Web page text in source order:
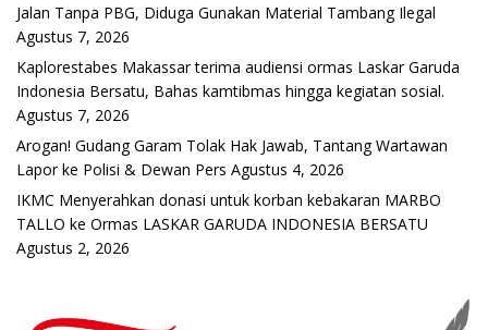
Jalan Tanpa PBG, Diduga Gunakan Material Tambang Ilegal
Agustus 7, 2026
Kaplorestabes Makassar terima audiensi ormas Laskar Garuda
Indonesia Bersatu, Bahas kamtibmas hingga kegiatan sosial.
Agustus 7, 2026
Arogan! Gudang Garam Tolak Hak Jawab, Tantang Wartawan
Lapor ke Polisi & Dewan Pers Agustus 4, 2026
IKMC Menyerahkan donasi untuk korban kebakaran MARBO
TALLO ke Ormas LASKAR GARUDA INDONESIA BERSATU
Agustus 2, 2026